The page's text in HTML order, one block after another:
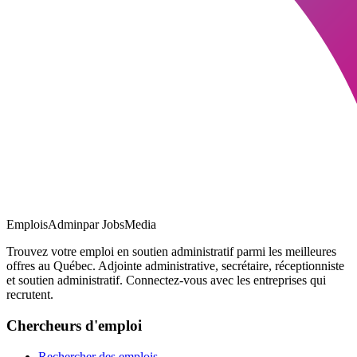
EmploisAdminpar JobsMedia
Trouvez votre emploi en soutien administratif parmi les meilleures
offres au Québec. Adjointe administrative, secrétaire, réceptionniste
et soutien administratif. Connectez-vous avec les entreprises qui
recrutent.
Chercheurs d'emploi